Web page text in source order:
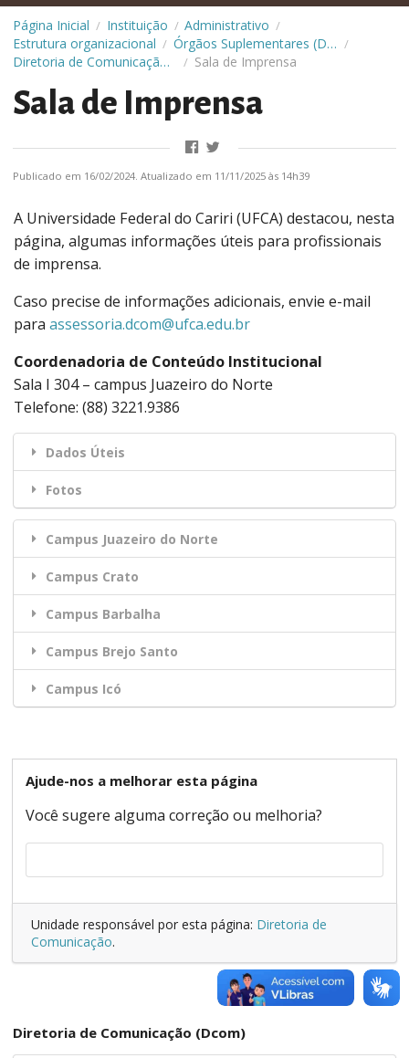
Página Inicial / Instituição / Administrativo /
Estrutura organizacional / Órgãos Suplementares (Diretorias) /
Diretoria de Comunicação (Dcom) / Sala de Imprensa
Sala de Imprensa
Publicado em 16/02/2024. Atualizado em 11/11/2025 às 14h39
A Universidade Federal do Cariri (UFCA) destacou, nesta
página, algumas informações úteis para profissionais
de imprensa.
Caso precise de informações adicionais, envie e-mail
para assessoria.dcom@ufca.edu.br
Coordenadoria de Conteúdo Institucional
Sala I 304 – campus Juazeiro do Norte
Telefone: (88) 3221.9386
Dados Úteis
Fotos
Campus Juazeiro do Norte
Campus Crato
Campus Barbalha
Campus Brejo Santo
Campus Icó
Ajude-nos a melhorar esta página
Você sugere alguma correção ou melhoria?
Unidade responsável por esta página: Diretoria de
Comunicação.
Diretoria de Comunicação (Dcom)